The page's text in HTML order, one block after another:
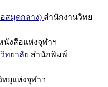
สมุดกลาง) สำนักงานวิทย
นังสือแห่งจุฬาฯ
ทยาลัย สำนักพิมพ์
ทยุแห่งจุฬาฯ